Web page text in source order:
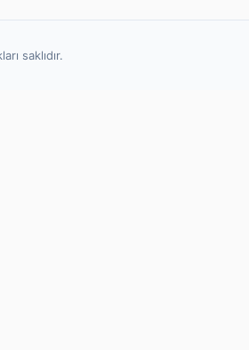
saklıdır.